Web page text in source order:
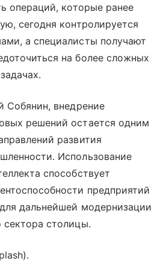
операций, которые ранее
сегодня контролируется
а специалисты получают
на более сложных
Собянин, внедрение
решений остается одним
развития
Использование
способствует
предприятий
дальнейшей модернизации
сектора столицы.